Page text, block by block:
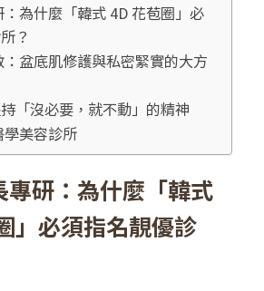
為什麼「韓式 4D 花苞圈」必
？
盆底肌修護與私密緊實的大方
「沒必要，就不動」的精神
學美容診所
專研：為什麼「韓式
」必須指名靚優診